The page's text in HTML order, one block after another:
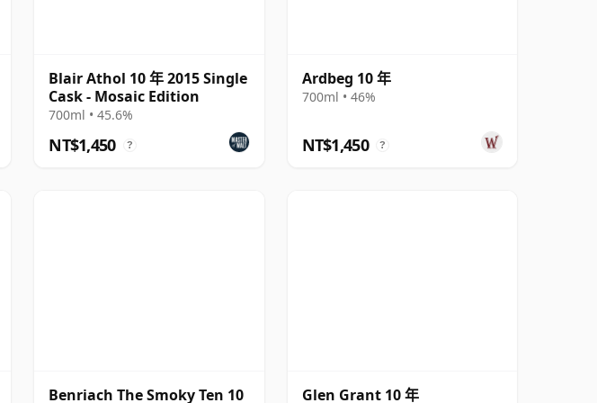
Blair Athol 10 年 2015 Single
Cask - Mosaic Edition
700ml • 45.6%
NT$1,450 ?
Ardbeg 10 年
700ml • 46%
NT$1,450 ?
Benriach The Smoky Ten 10
Glen Grant 10 年